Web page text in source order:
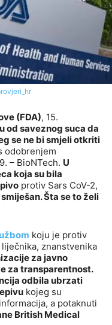
(FDA), 15.
od saveznog suca da
se ne bi smjeli otkriti
odobrenjem
– BioNTech. U
koja su bila
protiv Sars CoV-2,
Šta se to želi
koju je protiv
znanstvenika
za javno
za transparentnost.
odbila ubrzati
kojeg su
a potaknuti
British Medical